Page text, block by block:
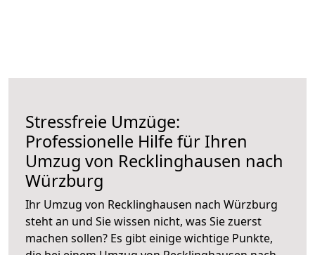
Stressfreie Umzüge:
Professionelle Hilfe für Ihren
Umzug von Recklinghausen nach
Würzburg
Ihr Umzug von Recklinghausen nach Würzburg
steht an und Sie wissen nicht, was Sie zuerst
machen sollen? Es gibt einige wichtige Punkte,